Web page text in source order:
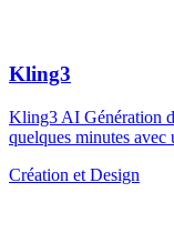
Kling3
Kling3 AI Génération
quelques minutes avec
Création et Design